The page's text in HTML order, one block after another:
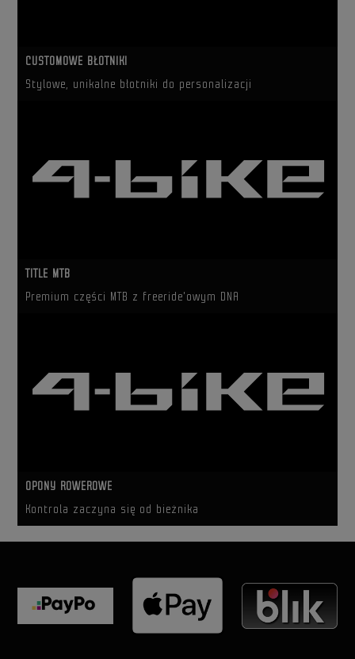
CUSTOMOWE BŁOTNIKI
Stylowe, unikalne błotniki do personalizacji
TITLE MTB
Premium części MTB z freeride'owym DNA
OPONY ROWEROWE
Kontrola zaczyna się od bieżnika